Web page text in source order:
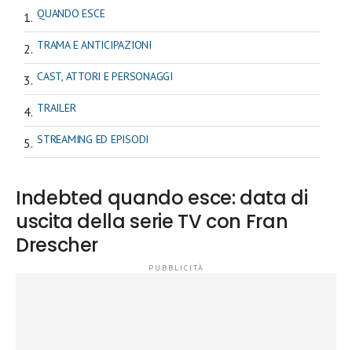
QUANDO ESCE
TRAMA E ANTICIPAZIONI
CAST, ATTORI E PERSONAGGI
TRAILER
STREAMING ED EPISODI
Indebted quando esce: data di
uscita della serie TV con Fran
Drescher